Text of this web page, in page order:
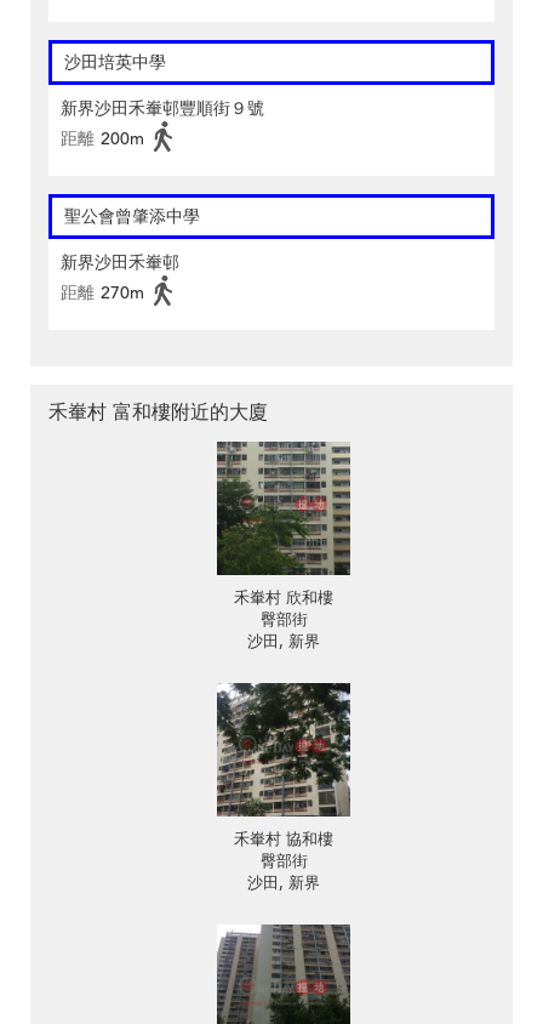
沙田培英中學
新界沙田禾輋邨豐順街９號
距離 200m
聖公會曾肇添中學
新界沙田禾輋邨
距離 270m
禾輋村 富和樓附近的大廈
禾輋村 欣和樓
臀部街
沙田, 新界
禾輋村 協和樓
臀部街
沙田, 新界